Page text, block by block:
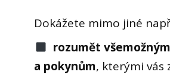
Dokážete mimo jiné
rozumět
a pokynům, kterými vás